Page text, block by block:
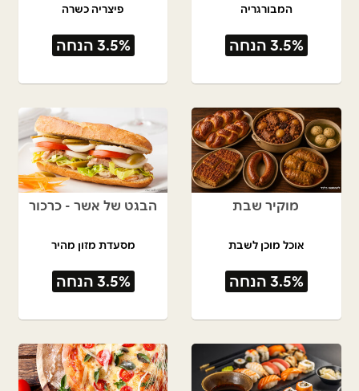
המבורגריה
3.5% הנחה
פיצריה כשרה
3.5% הנחה
מוקיר שבת
אוכל מוכן לשבת
3.5% הנחה
הבגט של אשר - כרכור
מסעדת מזון מהיר
3.5% הנחה